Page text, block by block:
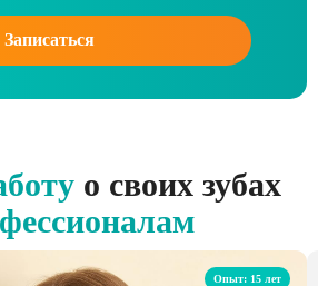
Записаться
о своих зубах
Опыт: 15 лет